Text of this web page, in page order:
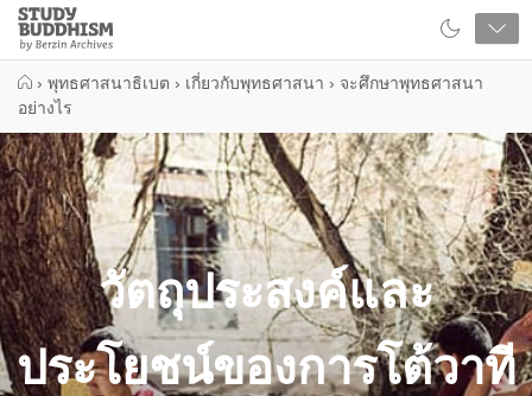
Close
Study
Buddhism
› พุทธศาสนาธิเบต › เกี่ยวกับพุทธศาสนา › จะศึกษาพุทธศาสนา
อย่างไร
วัตถุประสงค์และ
ประโยชน์ของการโต้วาที